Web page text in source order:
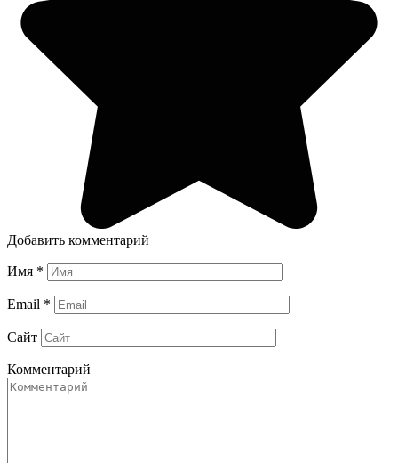
Добавить комментарий
Имя *
Email *
Сайт
Комментарий